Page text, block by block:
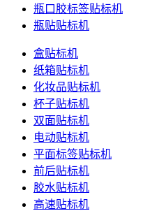
瓶口胶标签贴标机
瓶贴贴标机
盒贴标机
纸箱贴标机
化妆品贴标机
杯子贴标机
双面贴标机
电动贴标机
平面标签贴标机
前后贴标机
胶水贴标机
高速贴标机